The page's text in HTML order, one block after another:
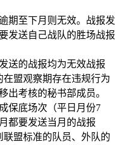
期至下月则无效。战报发
发送自己战队的胜场战报
送的战报均为无效战报
盟观察期存在违规行为
出考核的秘书部成员。
保底场次（平日月份7
都要发送当月的战报
盟标准的队员、外队的